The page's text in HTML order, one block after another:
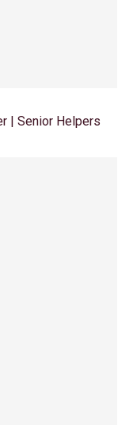
| Senior Helpers